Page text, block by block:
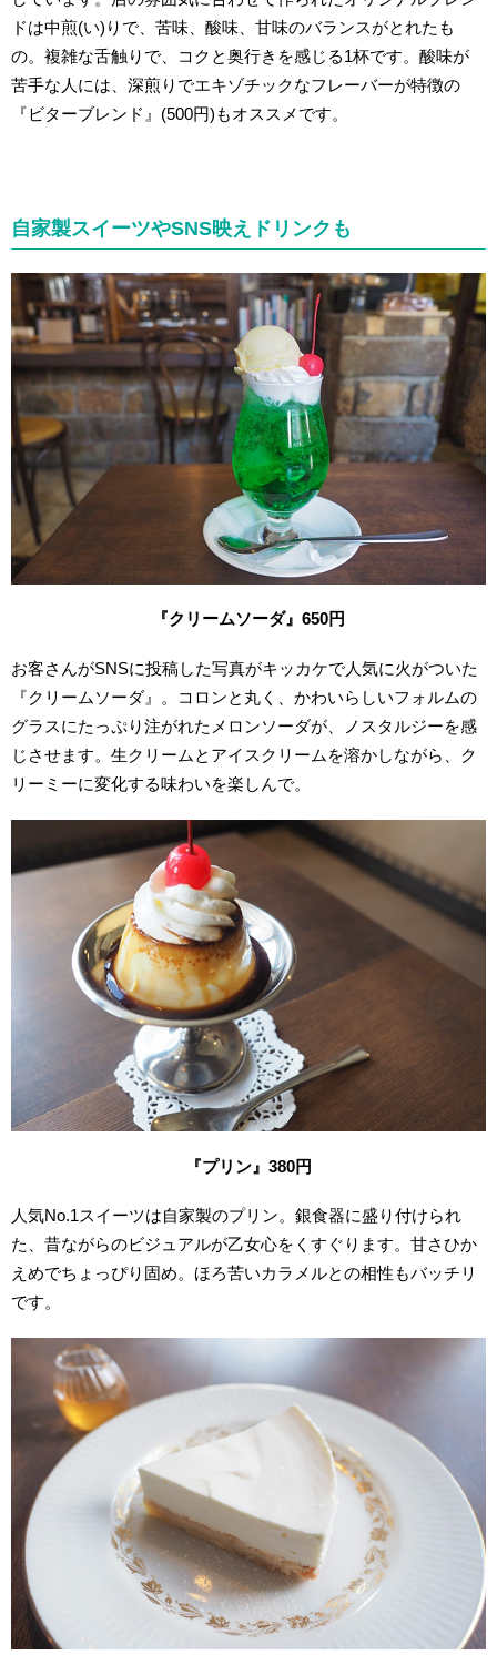
ドは中煎(い)りで、苦味、酸味、甘味のバランスがとれたも
の。複雑な舌触りで、コクと奥行きを感じる1杯です。酸味が
苦手な人には、深煎りでエキゾチックなフレーバーが特徴の
『ビターブレンド』(500円)もオススメです。
自家製スイーツやSNS映えドリンクも
『クリームソーダ』650円
お客さんがSNSに投稿した写真がキッカケで人気に火がついた
『クリームソーダ』。コロンと丸く、かわいらしいフォルムの
グラスにたっぷり注がれたメロンソーダが、ノスタルジーを感
じさせます。生クリームとアイスクリームを溶かしながら、ク
リーミーに変化する味わいを楽しんで。
『プリン』380円
人気No.1スイーツは自家製のプリン。銀食器に盛り付けられ
た、昔ながらのビジュアルが乙女心をくすぐります。甘さひか
えめでちょっぴり固め。ほろ苦いカラメルとの相性もバッチリ
です。